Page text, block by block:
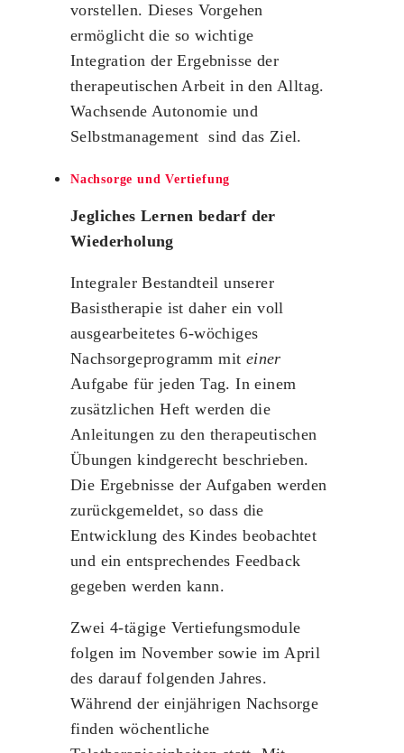
vorstellen. Dieses Vorgehen
ermöglicht die so wichtige
Integration der Ergebnisse der
therapeutischen Arbeit in den Alltag.
Wachsende Autonomie und
Selbstmanagement sind das Ziel.
Nachsorge und Vertiefung
Jegliches Lernen bedarf der
Wiederholung
Integraler Bestandteil unserer
Basistherapie ist daher ein voll
ausgearbeitetes 6-wöchiges
Nachsorgeprogramm mit einer
Aufgabe für jeden Tag. In einem
zusätzlichen Heft werden die
Anleitungen zu den therapeutischen
Übungen kindgerecht beschrieben.
Die Ergebnisse der Aufgaben werden
zurückgemeldet, so dass die
Entwicklung des Kindes beobachtet
und ein entsprechendes Feedback
gegeben werden kann.
Zwei 4-tägige Vertiefungsmodule
folgen im November sowie im April
des darauf folgenden Jahres.
Während der einjährigen Nachsorge
finden wöchentliche